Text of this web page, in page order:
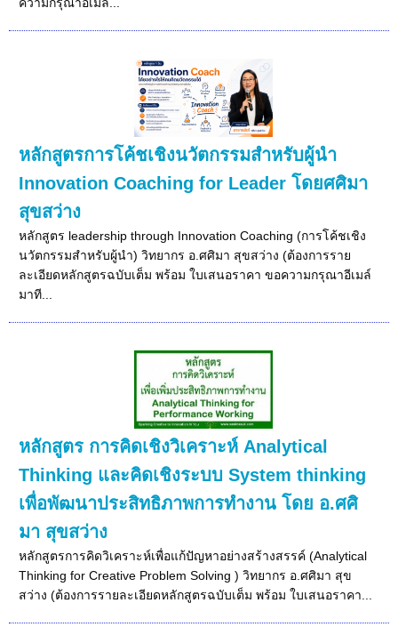
หลักสูตรการโค้ชเชิงนวัตกรรมสําหรับผู้นำ
Innovation Coaching for Leader โดยศศิมา
สุขสว่าง
หลักสูตร leadership through Innovation Coaching (การโค้ชเชิง
นวัตกรรมสําหรับผู้นำ) วิทยากร อ.ศศิมา สุขสว่าง (ต้องการราย
ละเอียดหลักสูตรฉบับเต็ม พร้อม ใบเสนอราคา ขอความกรุณาอีเมล์
มาที...
หลักสูตร การคิดเชิงวิเคราะห์ Analytical
Thinking และคิดเชิงระบบ System thinking
เพื่อพัฒนาประสิทธิภาพการทำงาน โดย อ.ศศิ
มา สุขสว่าง
หลักสูตรการคิดวิเคราะห์เพื่อแก้ปัญหาอย่างสร้างสรรค์ (Analytical
Thinking for Creative Problem Solving ) วิทยากร อ.ศศิมา สุข
สว่าง (ต้องการรายละเอียดหลักสูตรฉบับเต็ม พร้อม ใบเสนอราคา...